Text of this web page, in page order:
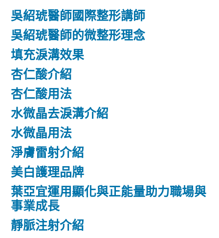
吳紹琥醫師國際整形講師
吳紹琥醫師的微整形理念
填充淚溝效果
杏仁酸介紹
杏仁酸用法
水微晶去淚溝介紹
水微晶用法
淨膚雷射介紹
美白護理品牌
葉亞宜運用顯化與正能量助力職場與
事業成長
靜脈注射介紹